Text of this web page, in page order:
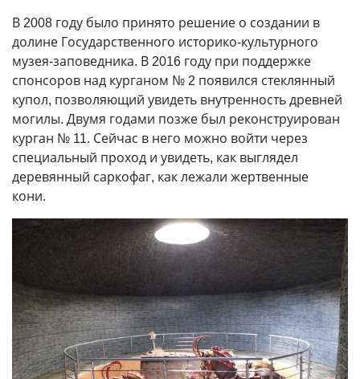
В 2008 году было принято решение о создании в
долине Государственного историко-культурного
музея-заповедника. В 2016 году при поддержке
спонсоров над курганом № 2 появился стеклянный
купол, позволяющий увидеть внутренность древней
могилы. Двумя годами позже был реконструирован
курган № 11. Сейчас в него можно войти через
специальный проход и увидеть, как выглядел
деревянный саркофаг, как лежали жертвенные
кони.